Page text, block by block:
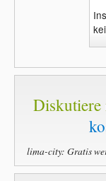
Diskutiere
lima-city: Gratis